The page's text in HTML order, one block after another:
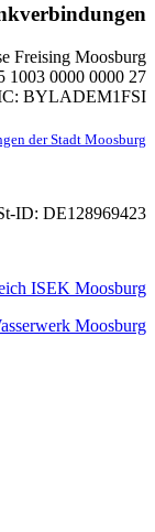
Freising Moosburg
0000 0000 27
BYLADEM1FSI
der Stadt Moosburg
ID: DE128969423
ISEK Moosburg
Moosburg